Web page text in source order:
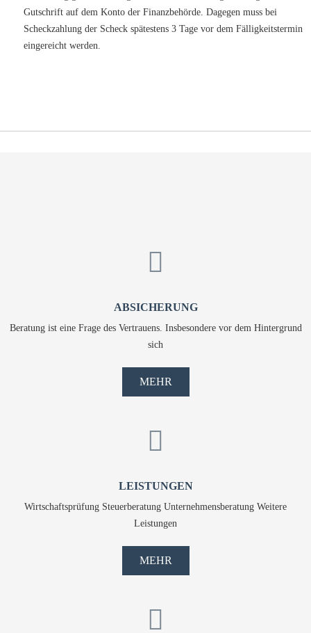
Gutschrift auf dem Konto der Finanzbehörde. Dagegen muss bei
Scheckzahlung der Scheck spätestens 3 Tage vor dem Fälligkeitstermin
eingereicht werden.
ABSICHERUNG
Beratung ist eine Frage des Vertrauens. Insbesondere vor dem Hintergrund
sich
MEHR
LEISTUNGEN
Wirtschaftsprüfung Steuerberatung Unternehmensberatung Weitere
Leistungen
MEHR